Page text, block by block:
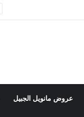
عروض مانويل الجبيل